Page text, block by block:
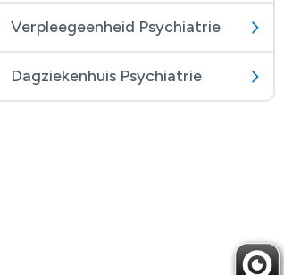
Verpleegeenheid Psychiatrie
Dagziekenhuis Psychiatrie